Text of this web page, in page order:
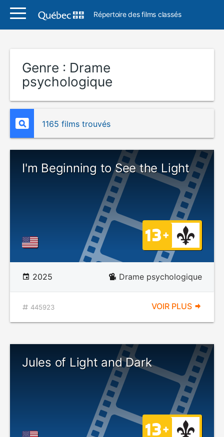
Répertoire des films classés
Genre : Drame
psychologique
1165 films trouvés
I'm Beginning to See the Light
2025 Drame psychologique
445923 VOIR PLUS
Jules of Light and Dark